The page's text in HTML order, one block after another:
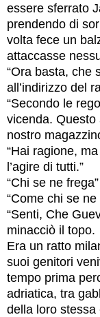
essere sferrato
prendendo di
volta fece un
attaccasse
“Ora basta, che
all’indirizzo del
“Secondo le
vicenda. Questo
nostro
“Hai ragione,
l’agire di tutti.”
“Chi se ne
“Come chi se ne
“Senti, Che
minacciò il topo.
Era un ratto
suoi genitori
tempo prima
adriatica, tra
della loro